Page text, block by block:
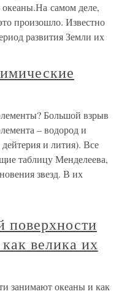
океаны.На самом деле,
произошло. Известно
развития Земли их
Большой взрыв
– водород и
и лития). Все
таблицу Менделеева,
звезд. В их
поверхности
велика их
занимают океаны и как